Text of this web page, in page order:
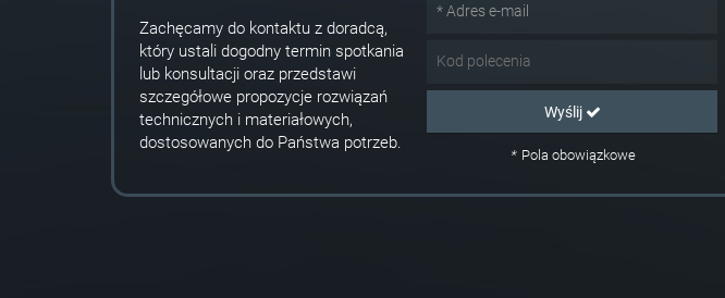
Zachęcamy do kontaktu z doradcą,
który ustali dogodny termin spotkania
lub konsultacji oraz przedstawi
szczegółowe propozycje rozwiązań
technicznych i materiałowych,
dostosowanych do Państwa potrzeb.
Wyślij
*Pola obowiązkowe